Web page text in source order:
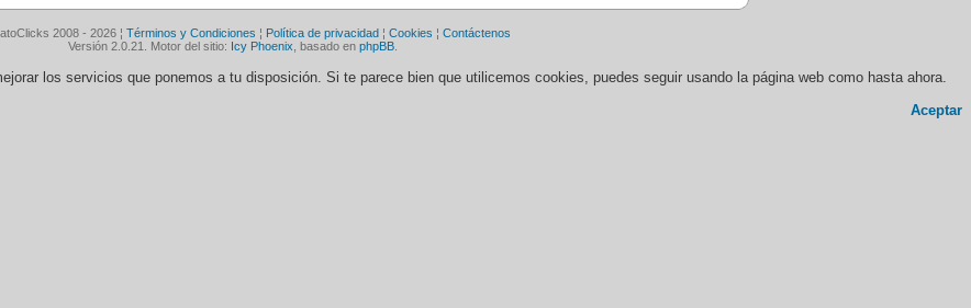
2008 - 2026 ¦ Términos y Condiciones ¦ Política de privacidad¦ Cookies ¦ Contáctenos
Versión 2.0.21. Motor del sitio: Icy Phoenix , basado en phpBB
los servicios que ponemos a tu disposición. Si te parece bien que utilicemos cookies, puedes seguir usando la página web como hasta ahora.
Aceptar